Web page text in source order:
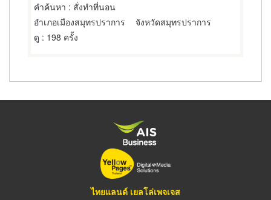
คำค้นหา : สั่งทำที่นอน
อำเภอเมืองสมุทรปราการ
จังหวัดสมุทรปราการ
ดู : 198 ครั้ง
ไทยแลนด์ เยลโล่เพจเจส